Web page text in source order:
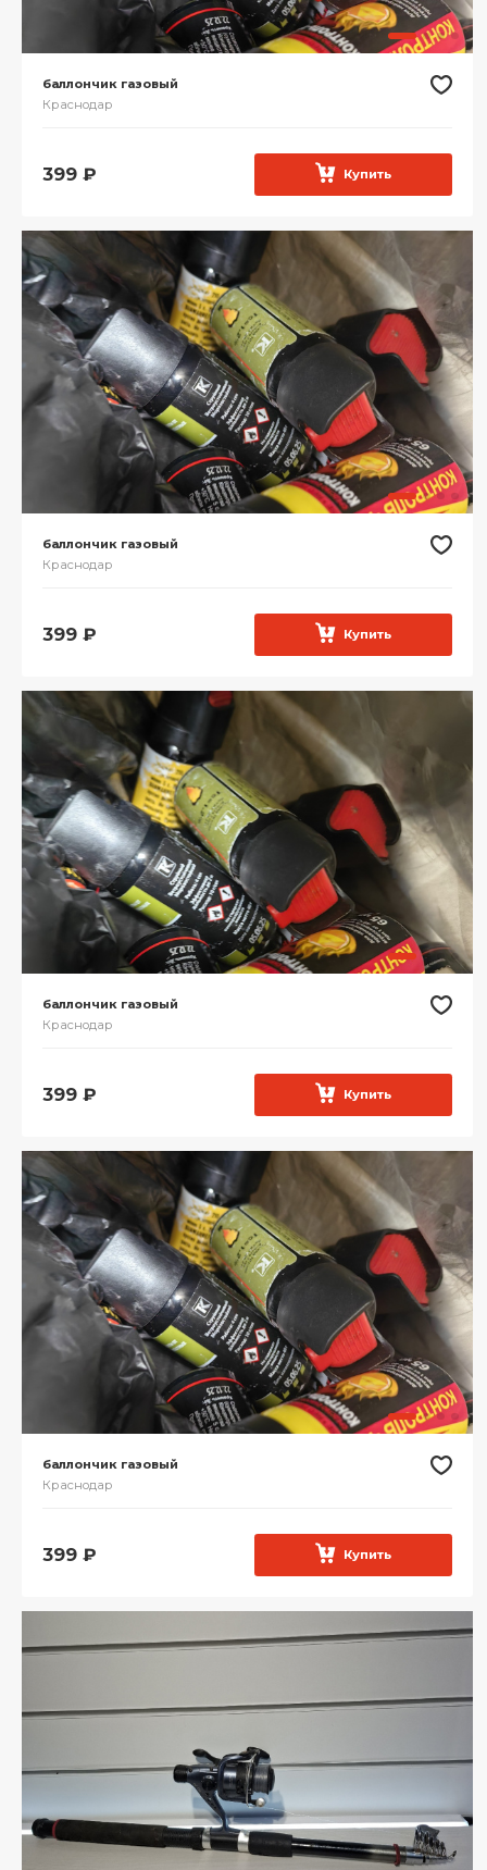
баллончик газовый
Краснодар
399 ₽ Купить
баллончик газовый
Краснодар
399 ₽ Купить
баллончик газовый
Краснодар
399 ₽ Купить
баллончик газовый
Краснодар
399 ₽ Купить